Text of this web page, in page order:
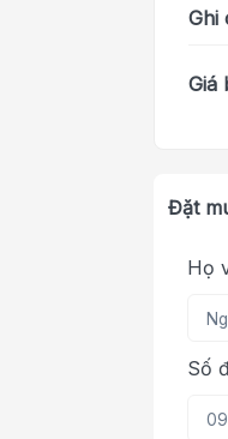
Ghi
Giá
Đặt
Họ
Số